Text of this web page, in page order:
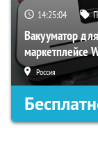
14:25:02
Вакууматор
маркетплейсе
Россия